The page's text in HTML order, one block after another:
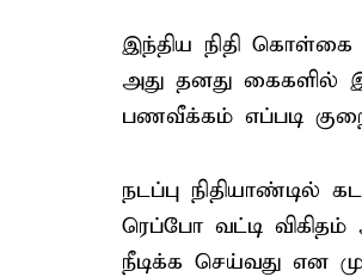
இந்திய நிதி கொள்கை
அது தனது கைகளில்
பணவீக்கம் எப்படி
நடப்பு நிதியாண்டில்
ரெப்போ வட்டி
நீடிக்க செய்வது என